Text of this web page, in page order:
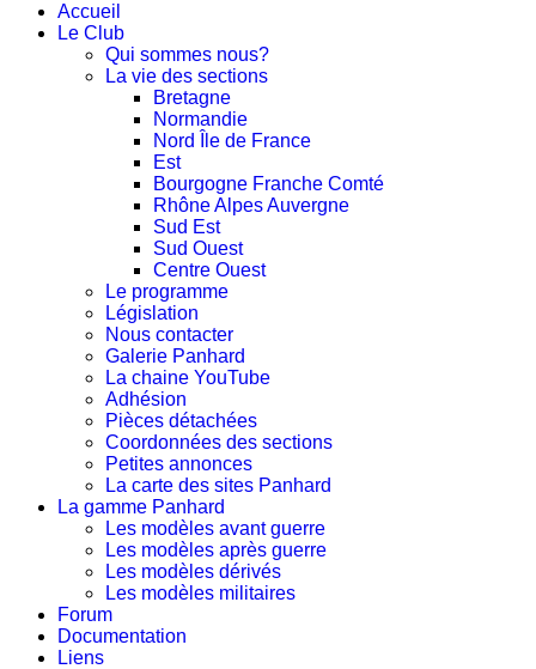
Accueil
Le Club
Qui sommes nous?
La vie des sections
Bretagne
Normandie
Nord Île de France
Est
Bourgogne Franche Comté
Rhône Alpes Auvergne
Sud Est
Sud Ouest
Centre Ouest
Le programme
Législation
Nous contacter
Galerie Panhard
La chaine YouTube
Adhésion
Pièces détachées
Coordonnées des sections
Petites annonces
La carte des sites Panhard
La gamme Panhard
Les modèles avant guerre
Les modèles après guerre
Les modèles dérivés
Les modèles militaires
Forum
Documentation
Liens